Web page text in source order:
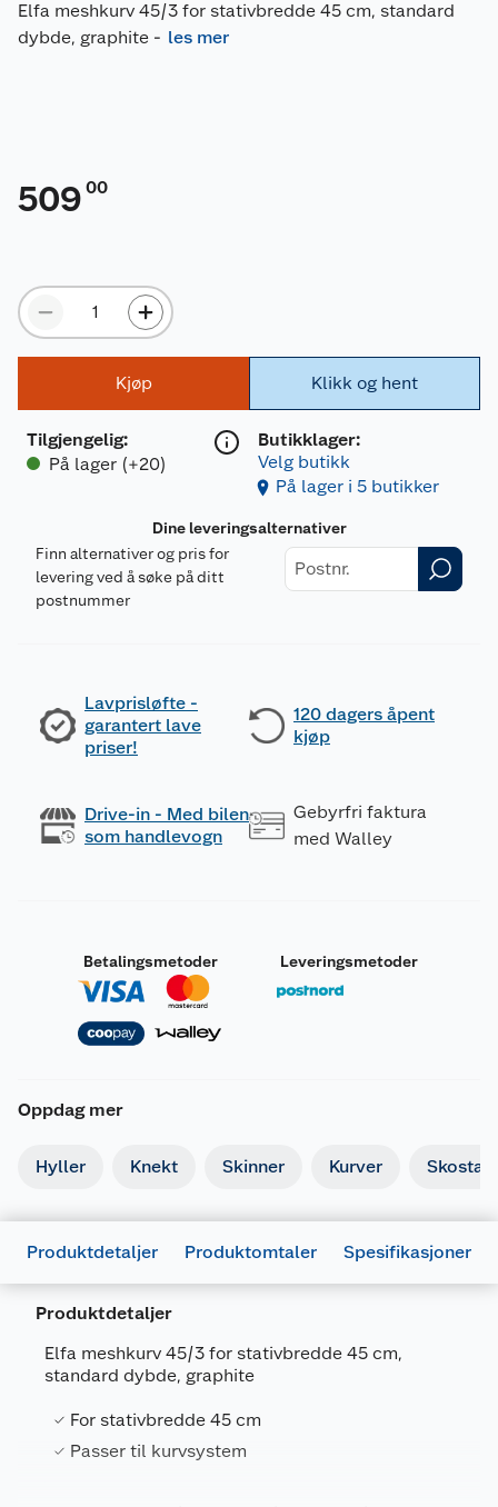
Elfa meshkurv 45/3 for stativbredde 45 cm, standard
dybde, graphite - les mer
509 00
Kjøp
Tilgjengelig:
På lager (+20)
Klikk og hent
Butikklager:
Velg butikk
På lager i 5 butikker
Dine leveringsalternativer
Finn alternativer og pris for
levering ved å søke på ditt
postnummer
Lavprisløfte -
garantert lave
priser!
120 dagers åpent
kjøp
Drive-in - Med bilen
som handlevogn
Gebyrfri faktura
med Walley
Betalingsmetoder Leveringsmetoder
Oppdag mer
Hyller Knekt Skinner Kurver
Produktdetaljer Produktomtaler Spesifikasjoner
Produktdetaljer
Elfa meshkurv 45/3 for stativbredde 45 cm,
standard dybde, graphite
For stativbredde 45 cm
Passer til kurvsystem
Generelt
Artikkelnummer
Leverandørens artikkelnummer